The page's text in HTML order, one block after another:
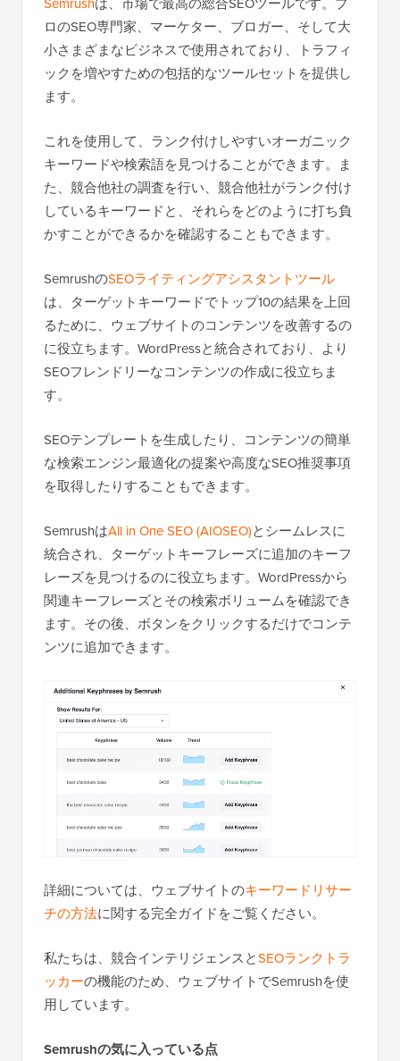
Semrushは、市場で最高の総合SEOツールです。プ
ロのSEO専門家、マーケター、ブロガー、そして大
小さまざまなビジネスで使用されており、トラフィ
ックを増やすための包括的なツールセットを提供し
ます。
これを使用して、ランク付けしやすいオーガニック
キーワードや検索語を見つけることができます。ま
た、競合他社の調査を行い、競合他社がランク付け
しているキーワードと、それらをどのように打ち負
かすことができるかを確認することもできます。
SemrushのSEOライティングアシスタントツール
は、ターゲットキーワードでトップ10の結果を上回
るために、ウェブサイトのコンテンツを改善するの
に役立ちます。WordPressと統合されており、より
SEOフレンドリーなコンテンツの作成に役立ちま
す。
SEOテンプレートを生成したり、コンテンツの簡単
な検索エンジン最適化の提案や高度なSEO推奨事項
を取得したりすることもできます。
SemrushはAll in One SEO (AIOSEO)とシームレスに
統合され、ターゲットキーフレーズに追加のキーフ
レーズを見つけるのに役立ちます。WordPressから
関連キーフレーズとその検索ボリュームを確認でき
ます。その後、ボタンをクリックするだけでコンテ
ンツに追加できます。
詳細については、ウェブサイトのキーワードリサー
チの方法に関する完全ガイドをご覧ください。
私たちは、競合インテリジェンスとSEOランクトラ
ッカーの機能のため、ウェブサイトでSemrushを使
用しています。
Semrushの気に入っている点